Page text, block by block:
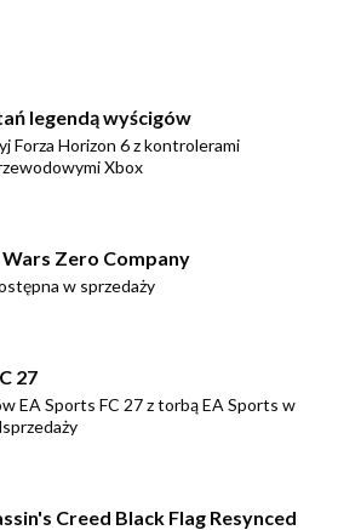
legendą wyścigów
Forza Horizon 6 z kontrolerami
Xbox
Zero Company
w sprzedaży
27
EA Sports FC 27 z torbą EA Sports w
Creed Black Flag Resynced